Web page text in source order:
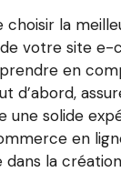
choisir la
votre site e-
en
d’abord,
une solide
en
la